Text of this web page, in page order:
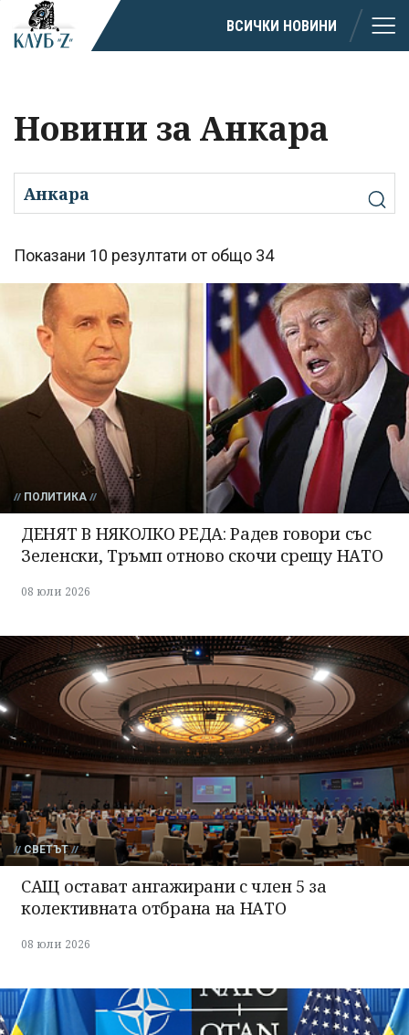
ВСИЧКИ НОВИНИ
Новини за Анкара
Показани 10 резултати от общо 34
ПОЛИТИКА
ДЕНЯТ В НЯКОЛКО РЕДА: Радев говори със
Зеленски, Тръмп отново скочи срещу НАТО
08 юли 2026
СВЕТЪТ
САЩ остават ангажирани с член 5 за
колективната отбрана на НАТО
08 юли 2026